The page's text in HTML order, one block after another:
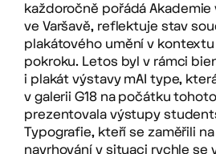
každoročně pořádá
ve Varšavě, reflektuje stav
plakátového umění v
pokroku. Letos byl v rámci
i plakát výstavy mAI type,
v galerii G18 na počátku
prezentovala výstupy
Typografie, kteří se zaměřili
navrhování v situaci rychle se